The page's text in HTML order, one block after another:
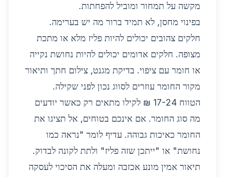
מקשה על תמחור ומוביל להפחתות.
בפינוי מחסן, לא תמיד ברור מה יש בערימה.
חלקים צהובים יכולים להיות פליז מלא או מתכת
מצופה. חלקים אדומים יכולים להיות נחושת נקייה
או חומר עם ציפוי. בדיקת מגנט, צילום חתך ותיאור
מקור החומר עוזרים לסווג נכון לפני שקילה.
הטווח 17-24 ₪ לקילו מתאים רק כאשר יודעים
מה סוג החומר. אם אינכם בטוחים, אל תציגו את
החומר כאיכות גבוהה. עדיף לומר "נראה כמו
נחושת" או "ייתכן שזה פליז" ולתת לקונה לבדוק.
תיאור אמין מונע אכזבה ומעלה את הסיכוי לעסקה